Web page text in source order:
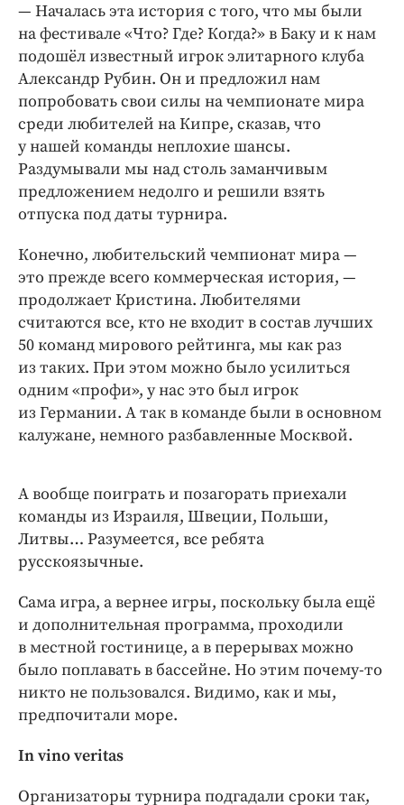
— Началась эта история с того, что мы были
на фес­тивале «Что? Где? Когда?» в Баку и к нам
подошёл известный игрок элитарного клуба
Александр Рубин. Он и предложил нам
попробовать свои силы на чемпио­нате мира
среди любителей на Кипре, сказав, что
у нашей команды неплохие шансы.
Раздумывали мы над столь заманчивым
предложением недолго и решили взять
отпуска под даты турнира.
Конечно, любительский чемпионат мира —
это прежде всего коммерческая история, —
продолжает Кристина. Любителями
считаются все, кто не входит в состав лучших
50 команд мирового рейтинга, мы как раз
из таких. При этом можно было усилиться
одним «профи», у нас это был игрок
из Германии. А так в команде были в основном
калужане, немного разбавленные Москвой.
А вообще поиграть и позагорать приехали
команды из Израиля, Швеции, Польши,
Литвы… Разумеется, все ребята
русскоязычные.
Сама игра, а вернее игры, поскольку была ещё
и дополнительная программа, проходили
в местной гостинице, а в перерывах можно
было поплавать в бассейне. Но этим почему-то
никто не пользовался. Видимо, как и мы,
предпочитали море.
In vino veritas
Организаторы турнира подгадали сроки так,